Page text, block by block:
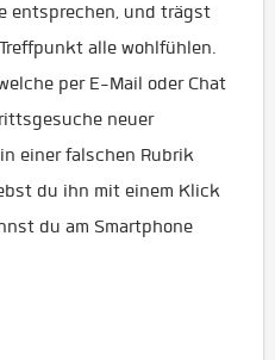
entsprechen, und trägst
alle wohlfühlen.
per E-Mail oder Chat
neuer
einer falschen Rubrik
du ihn mit einem Klick
du am Smartphone